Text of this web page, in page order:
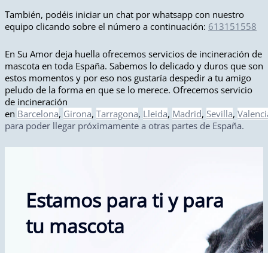
También, podéis iniciar un chat por whatsapp con nuestro
equipo clicando sobre el número a continuación: 613151558
En Su Amor deja huella ofrecemos servicios de incineración de
mascota en toda España. Sabemos lo delicado y duros que son
estos momentos y por eso nos gustaría despedir a tu amigo
peludo de la forma en que se lo merece. Ofrecemos servicio
de incineración
en Barcelona, Girona, Tarragona, Lleida, Madrid, Sevilla,
para poder llegar próximamente a otras partes de España.
Estamos para ti y para
tu mascota